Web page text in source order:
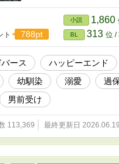
き合っていく圭太。 だが
雅は、今まで以上に過保護
なトラブルも二人なら大丈
めなスパダリ幼馴染攻め（
前な元ベータ受け（β→Ω）
いオメガバース！ 私の大
愛をたくさん詰め込んだの
しんでいただけますように。
ト 788pt
小説 1,860
BL 313 位 /
ース ハッピーエンド
幼馴染 溺愛 過
男前受け
113,369 最終更新日 2026.06.19